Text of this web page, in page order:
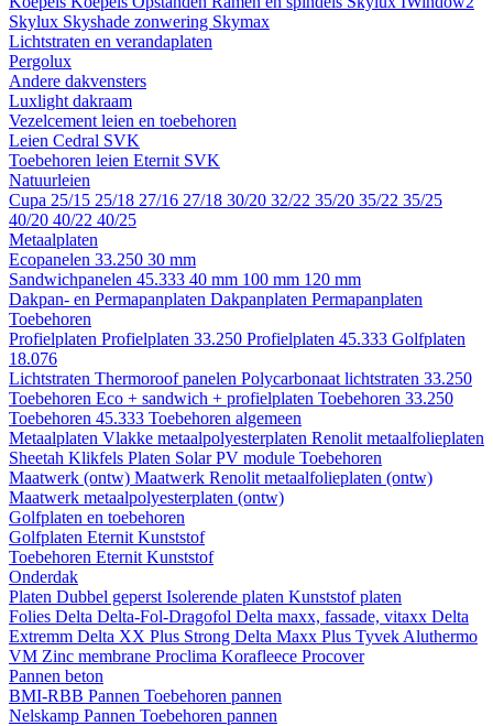
Skylux Skyshade zonwering Skymax
Lichtstraten en verandaplaten
Pergolux
Andere dakvensters
Luxlight dakraam
Vezelcement leien en toebehoren
Leien Cedral SVK
Toebehoren leien Eternit SVK
Natuurleien
Cupa 25/15 25/18 27/16 27/18 30/20 32/22 35/20 35/22 35/25
40/20 40/22 40/25
Metaalplaten
Ecopanelen 33.250 30 mm
Sandwichpanelen 45.333 40 mm 100 mm 120 mm
Dakpan- en Permapanplaten Dakpanplaten Permapanplaten
Toebehoren
Profielplaten Profielplaten 33.250 Profielplaten 45.333 Golfplaten
18.076
Lichtstraten Thermoroof panelen Polycarbonaat lichtstraten 33.250
Toebehoren Eco + sandwich + profielplaten Toebehoren 33.250
Toebehoren 45.333 Toebehoren algemeen
Metaalplaten Vlakke metaalpolyesterplaten Renolit metaalfolieplaten
Sheetah Klikfels Platen Solar PV module Toebehoren
Maatwerk (ontw) Maatwerk Renolit metaalfolieplaten (ontw)
Maatwerk metaalpolyesterplaten (ontw)
Golfplaten en toebehoren
Golfplaten Eternit Kunststof
Toebehoren Eternit Kunststof
Onderdak
Platen Dubbel geperst Isolerende platen Kunststof platen
Folies Delta Delta-Fol-Dragofol Delta maxx, fassade, vitaxx Delta
Extremm Delta XX Plus Strong Delta Maxx Plus Tyvek Aluthermo
VM Zinc membrane Proclima Korafleece Procover
Pannen beton
BMI-RBB Pannen Toebehoren pannen
Nelskamp Pannen Toebehoren pannen